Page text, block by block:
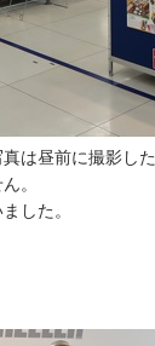
は昼前に撮影した
。
した。